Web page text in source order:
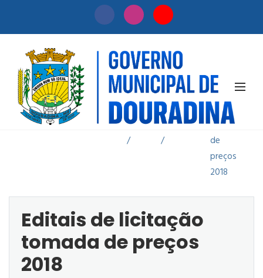
Início
/
Licitação
/
Editais de
licitação
tomada
de
preços
2018
Editais de licitação
tomada de preços
2018